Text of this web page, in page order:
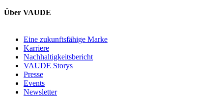
Über VAUDE
Eine zukunftsfähige Marke
Karriere
Nachhaltigkeitsbericht
VAUDE Storys
Presse
Events
Newsletter